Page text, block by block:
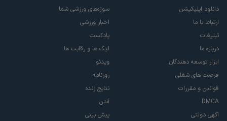
دانلود اپلیکیشن
ارتباط با ما
تبلیغات
درباره ما
ابزار توسعه دهندگان
فرصت های شغلی
قوانین و مقررات
DMCA
آگهی دولتی
سوژه‌های ورزشی شما
اخبار ورزشی
پادکست
لیگ ها و رقابت ها
ویدئو
روزنامه
نتایج زنده
آنتن
پیش بینی